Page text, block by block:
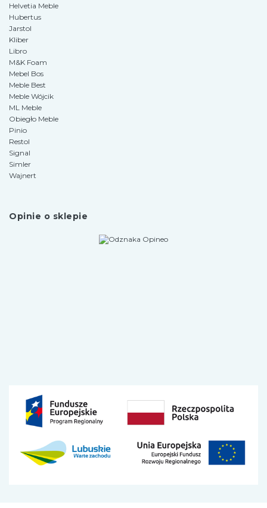
Helvetia Meble
Hubertus
Jarstol
Kliber
Libro
M&K Foam
Mebel Bos
Meble Best
Meble Wójcik
ML Meble
Obiegło Meble
Pinio
Restol
Signal
Simler
Wajnert
Opinie o sklepie